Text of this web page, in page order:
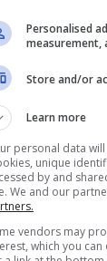
10,
Personalised
measurement,
Store and/or
Learn more
personal data
unique
by and
We and our
vendors may
which you